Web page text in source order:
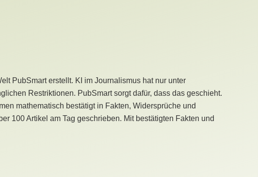
PubSmart erstellt. KI im Journalismus hat nur unter
Restriktionen. PubSmart sorgt dafür, dass das geschieht.
mathematisch bestätigt in Fakten, Widersprüche und
100 Artikel am Tag geschrieben. Mit bestätigten Fakten und